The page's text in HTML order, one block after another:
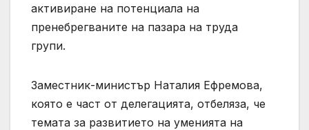
активиране на потенциала на
пренебрегваните на пазара на труда
групи.
Заместник-министър Наталия Ефремова,
която е част от делегацията, отбеляза, че
темата за развитието на уменията на